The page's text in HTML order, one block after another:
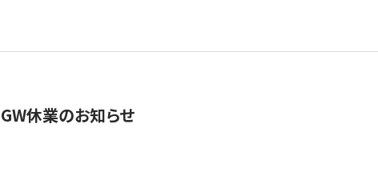
GW休業のお知らせ